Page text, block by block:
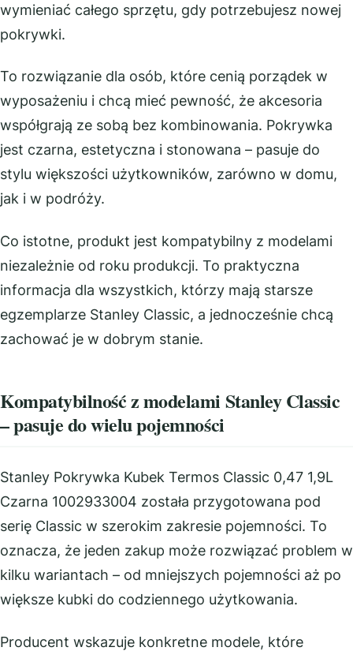
wymieniać całego sprzętu, gdy potrzebujesz nowej
pokrywki.
To rozwiązanie dla osób, które cenią porządek w
wyposażeniu i chcą mieć pewność, że akcesoria
współgrają ze sobą bez kombinowania. Pokrywka
jest czarna, estetyczna i stonowana – pasuje do
stylu większości użytkowników, zarówno w domu,
jak i w podróży.
Co istotne, produkt jest kompatybilny z modelami
niezależnie od roku produkcji. To praktyczna
informacja dla wszystkich, którzy mają starsze
egzemplarze Stanley Classic, a jednocześnie chcą
zachować je w dobrym stanie.
Kompatybilność z modelami Stanley Classic
– pasuje do wielu pojemności
Stanley Pokrywka Kubek Termos Classic 0,47 1,9L
Czarna 1002933004 została przygotowana pod
serię Classic w szerokim zakresie pojemności. To
oznacza, że jeden zakup może rozwiązać problem w
kilku wariantach – od mniejszych pojemności aż po
większe kubki do codziennego użytkowania.
Producent wskazuje konkretne modele, które